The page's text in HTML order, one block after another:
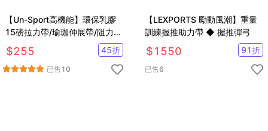
【Un-Sport高機能】環保乳膠
15磅拉力帶/瑜珈伸展帶/阻力
帶/輔助拉筋帶(超值2入組)
$255 45折
已售 10
【LEXPORTS 勵動風潮】重量
訓練握推助力帶 ◆ 握推彈弓
$1550 91折
已售6